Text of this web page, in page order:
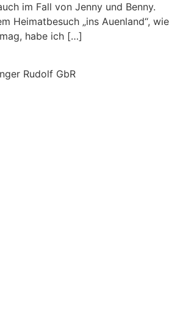
im Fall von Jenny und Benny.
Heimatbesuch „ins Auenland“, wie
habe ich […]
Rudolf GbR